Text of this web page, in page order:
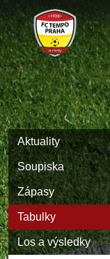
Aktuality
Soupiska
Zápasy
Tabulky
Los a výsledky